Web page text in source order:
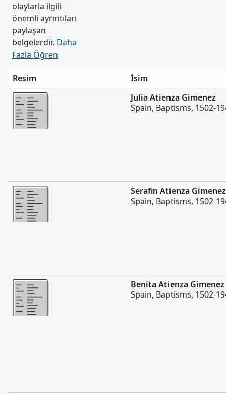
olaylarla ilgili
önemli ayrıntıları
paylaşan
belgelerdir. Daha
Fazla Öğren
Resim
İsim
Daha fazla
Julia Atienza Gimenez
Spain, Baptisms, 1502-
Daha fazla
Serafin Atienza Gimenez
Spain, Baptisms, 1502-
Daha fazla
Benita Atienza Gimenez
Spain, Baptisms, 1502-